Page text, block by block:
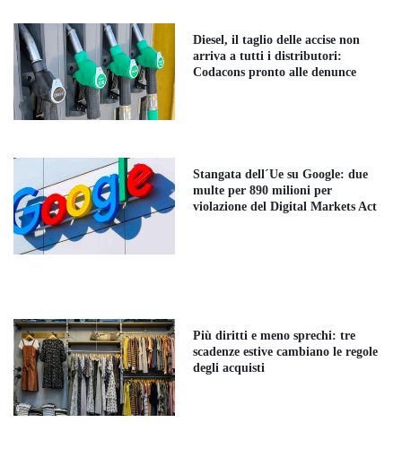
Diesel, il taglio delle accise non
arriva a tutti i distributori:
Codacons pronto alle denunce
Stangata dell´Ue su Google: due
multe per 890 milioni per
violazione del Digital Markets Act
Più diritti e meno sprechi: tre
scadenze estive cambiano le regole
degli acquisti